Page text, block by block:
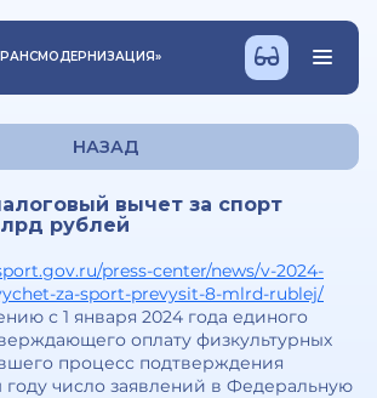
»
НАЗАД
вычет за спорт
рублей
press-center/news/v-2024-
za-sport-prevysit-8-mlrd-rublej/
с 1 января 2024 года единого
оплату физкультурных
процесс подтверждения
году число заявлений в Федеральную